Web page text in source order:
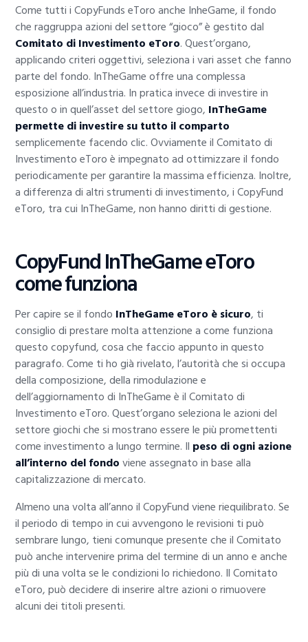
Come tutti i CopyFunds eToro anche InheGame, il fondo
che raggruppa azioni del settore “gioco” è gestito dal
Comitato di Investimento eToro. Quest’organo,
applicando criteri oggettivi, seleziona i vari asset che fanno
parte del fondo. InTheGame offre una complessa
esposizione all’industria. In pratica invece di investire in
questo o in quell’asset del settore giogo, InTheGame
permette di investire su tutto il comparto
semplicemente facendo clic. Ovviamente il Comitato di
Investimento eToro è impegnato ad ottimizzare il fondo
periodicamente per garantire la massima efficienza. Inoltre,
a differenza di altri strumenti di investimento, i CopyFund
eToro, tra cui InTheGame, non hanno diritti di gestione.
CopyFund InTheGame eToro
come funziona
Per capire se il fondo InTheGame eToro è sicuro, ti
consiglio di prestare molta attenzione a come funziona
questo copyfund, cosa che faccio appunto in questo
paragrafo. Come ti ho già rivelato, l’autorità che si occupa
della composizione, della rimodulazione e
dell’aggiornamento di InTheGame è il Comitato di
Investimento eToro. Quest’organo seleziona le azioni del
settore giochi che si mostrano essere le più promettenti
come investimento a lungo termine. Il peso di ogni azione
all’interno del fondoviene assegnato in base alla
capitalizzazione di mercato.
Almeno una volta all’anno il CopyFund viene riequilibrato. Se
il periodo di tempo in cui avvengono le revisioni ti può
sembrare lungo, tieni comunque presente che il Comitato
può anche intervenire prima del termine di un anno e anche
più di una volta se le condizioni lo richiedono. Il Comitato
eToro, può decidere di inserire altre azioni o rimuovere
alcuni dei titoli presenti.